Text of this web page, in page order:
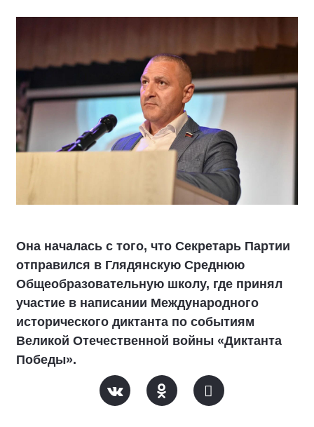
Она началась с того, что Секретарь Партии
отправился в Глядянскую Среднюю
Общеобразовательную школу, где принял
участие в написании Международного
исторического диктанта по событиям
Великой Отечественной войны «Диктанта
Победы».